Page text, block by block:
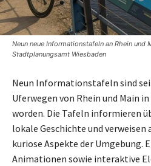
Neun neue Informationstafeln an Rhein und
Stadtplanungsamt Wiesbaden
Neun Informationstafeln sind
Uferwegen von Rhein und Main
worden. Die Tafeln informieren
lokale Geschichte und
kuriose Aspekte der Umgebung.
Animationen sowie interaktive